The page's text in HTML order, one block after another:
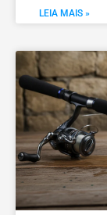
LEIA MAIS »